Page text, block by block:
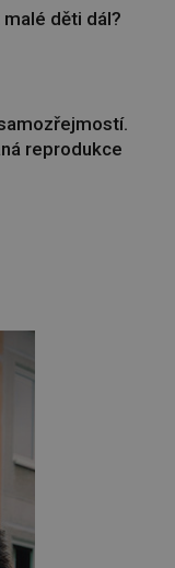
děti dál?
reprodukce